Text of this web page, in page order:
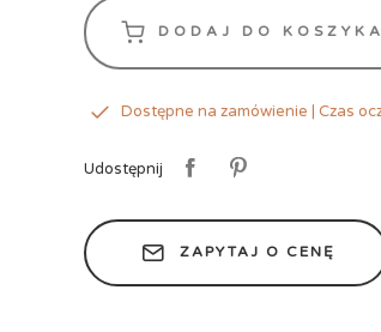
DODAJ DO KOSZYKA
Dostępne na zamówienie | Czas
Udostępnij
ZAPYTAJ O CENĘ